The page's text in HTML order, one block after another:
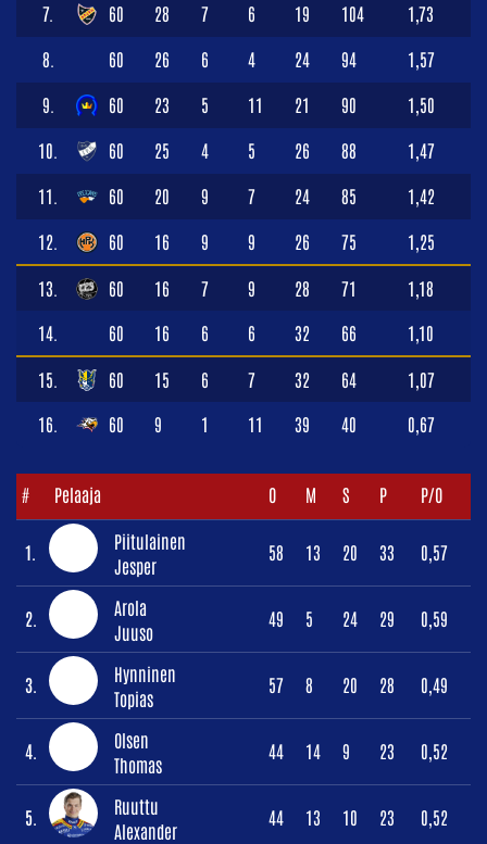
7. 60 28 7 6 19 104 1,73
8. 60 26 6 4 24 94 1,57
9. 60 23 5 11 21 90 1,50
10. 60 25 4 5 26 88 1,47
11. 60 20 9 7 24 85 1,42
12. 60 16 9 9 26 75 1,25
13. 60 16 7 9 28 71 1,18
14. 60 16 6 6 32 66 1,10
15. 60 15 6 7 32 64 1,07
16. 60 9 1 11 39 40 0,67
# Pelaaja O M S P P/O
1.
Piitulainen
Jesper
58 13 20 33 0,57
2.
Arola
Juuso
49 5 24 29 0,59
3.
Hynninen
Topias
57 8 20 28 0,49
4.
Olsen
Thomas
44 14 9 23 0,52
5.
Ruuttu
Alexander
44 13 10 23 0,52